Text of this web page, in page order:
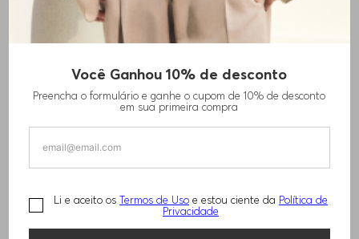
Você Ganhou 10% de desconto
Preencha o formulário e ganhe o cupom de 10% de desconto
em sua primeira compra
Li e aceito os Termos de Uso e estou ciente da Política de
Privacidade